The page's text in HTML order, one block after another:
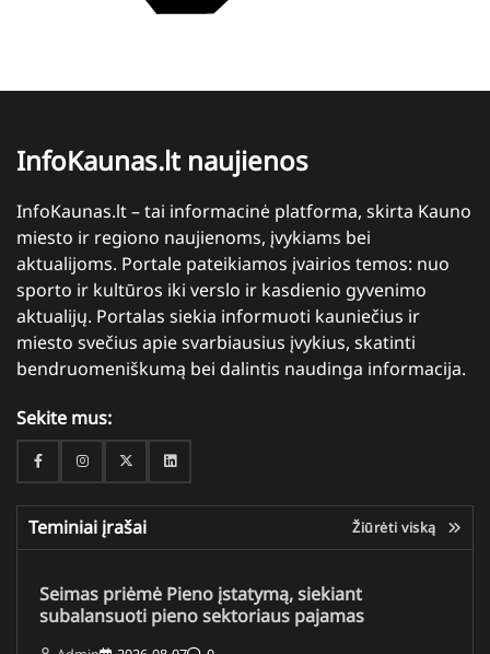
InfoKaunas.lt naujienos
InfoKaunas.lt – tai informacinė platforma, skirta Kauno
miesto ir regiono naujienoms, įvykiams bei
aktualijoms. Portale pateikiamos įvairios temos: nuo
sporto ir kultūros iki verslo ir kasdienio gyvenimo
aktualijų. Portalas siekia informuoti kauniečius ir
miesto svečius apie svarbiausius įvykius, skatinti
bendruomeniškumą bei dalintis naudinga informacija.
Sekite mus:
FacebookInstagramTwitterLinkedin
Teminiai įrašai Žiūrėti viską
Seimas priėmė Pieno įstatymą, siekiant
subalansuoti pieno sektoriaus pajamas